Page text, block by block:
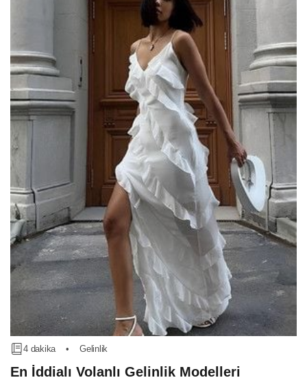
4 dakika • Gelinlik
En İddialı Volanlı Gelinlik Modelleri